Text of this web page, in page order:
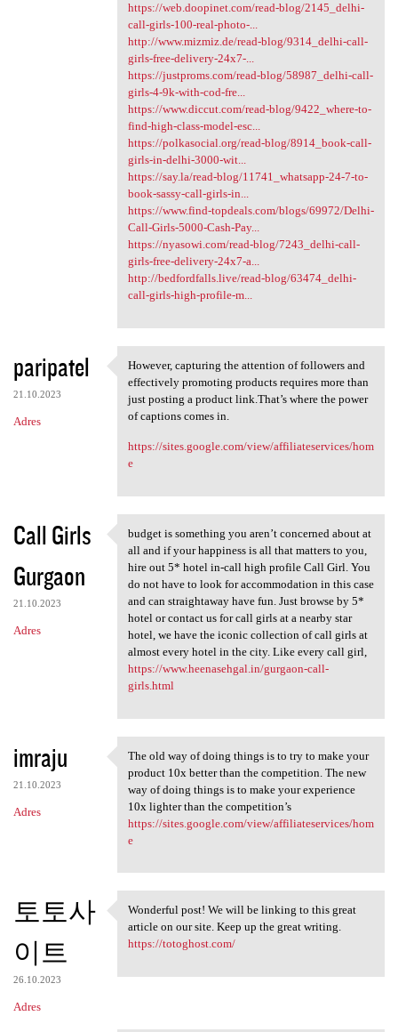
https://web.doopinet.com/read-blog/2145_delhi-
call-girls-100-real-photo-...
http://www.mizmiz.de/read-blog/9314_delhi-call-
girls-free-delivery-24x7-...
https://justproms.com/read-blog/58987_delhi-call-
girls-4-9k-with-cod-fre...
https://www.diccut.com/read-blog/9422_where-to-
find-high-class-model-esc...
https://polkasocial.org/read-blog/8914_book-call-
girls-in-delhi-3000-wit...
https://say.la/read-blog/11741_whatsapp-24-7-to-
book-sassy-call-girls-in...
https://www.find-topdeals.com/blogs/69972/Delhi-
Call-Girls-5000-Cash-Pay...
https://nyasowi.com/read-blog/7243_delhi-call-
girls-free-delivery-24x7-a...
http://bedfordfalls.live/read-blog/63474_delhi-
call-girls-high-profile-m...
paripatel
21.10.2023
Adres
However, capturing the
However, capturing the attention of followers and
effectively promoting products requires more than
just posting a product link.That’s where the power
of captions comes in.
https://sites.google.com/view/affiliateservices/hom
e
Call Girls
Gurgaon
21.10.2023
Adres
budget is something you aren
budget is something you aren’t concerned about at
all and if your happiness is all that matters to you,
hire out 5* hotel in-call high profile Call Girl. You
do not have to look for accommodation in this case
and can straightaway have fun. Just browse by 5*
hotel or contact us for call girls at a nearby star
hotel, we have the iconic collection of call girls at
almost every hotel in the city. Like every call girl,
https://www.heenasehgal.in/gurgaon-call-
girls.html
imraju
21.10.2023
Adres
The old way of doing things
The old way of doing things is to try to make your
product 10x better than the competition. The new
way of doing things is to make your experience
10x lighter than the competition’s
https://sites.google.com/view/affiliateservices/hom
e
토토사
이트
26.10.2023
Adres
Wonderful post! We will be
Wonderful post! We will be linking to this great
article on our site. Keep up the great writing.
https://totoghost.com/